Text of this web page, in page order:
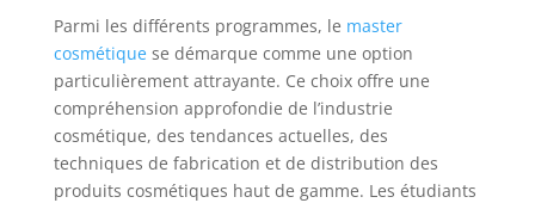
Parmi les différents programmes, le master
cosmétiquese démarque comme une option
particulièrement attrayante. Ce choix offre une
compréhension approfondie de l’industrie
cosmétique, des tendances actuelles, des
techniques de fabrication et de distribution des
produits cosmétiques haut de gamme. Les étudiants